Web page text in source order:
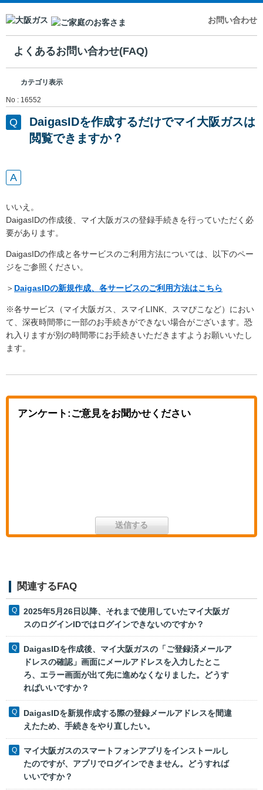
お問い合わせ
よくあるお問い合わせ(FAQ)
カテゴリ表示
No : 16552
DaigasIDを作成するだけでマイ大阪ガスは
閲覧できますか？
いいえ。
DaigasIDの作成後、マイ大阪ガスの登録手続きを行っていただく必
要があります。
DaigasIDの作成と各サービスのご利用方法については、以下のペー
ジをご参照ください。
＞ DaigasIDの新規作成、各サービスのご利用方法はこちら
※各サービス（マイ大阪ガス、スマイLINK、スマぴこなど）におい
て、深夜時間帯に一部のお手続きができない場合がございます。恐
れ入りますが別の時間帯にお手続きいただきますようお願いいたし
ます。
アンケート:ご意見をお聞かせください
関連するFAQ
2025年5月26日以降、それまで使用していたマイ大阪ガ
スのログインIDではログインできないのですか？
DaigasIDを作成後、マイ大阪ガスの「ご登録済メールア
ドレスの確認」画面にメールアドレスを入力したとこ
ろ、エラー画面が出て先に進めなくなりました。どうす
ればいいですか？
DaigasIDを新規作成する際の登録メールアドレスを間違
えたため、手続きをやり直したい。
マイ大阪ガスのスマートフォンアプリをインストールし
たのですが、アプリでログインできません。どうすれば
いいですか？